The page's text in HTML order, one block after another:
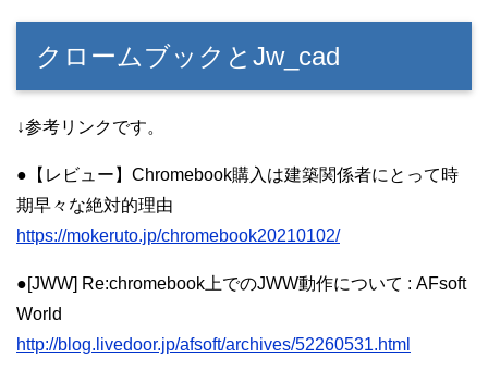
クロームブックとJw_cad
↓参考リンクです。
●【レビュー】Chromebook購入は建築関係者にとって時
期早々な絶対的理由
https://mokeruto.jp/chromebook20210102/
●[JWW] Re:chromebook上でのJWW動作について : AFsoft
World
http://blog.livedoor.jp/afsoft/archives/52260531.html